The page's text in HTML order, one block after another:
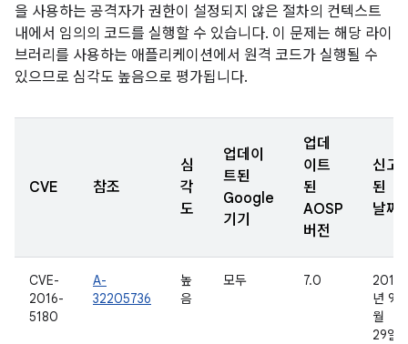
을 사용하는 공격자가 권한이 설정되지 않은 절차의 컨텍스트
내에서 임의의 코드를 실행할 수 있습니다. 이 문제는 해당 라이
브러리를 사용하는 애플리케이션에서 원격 코드가 실행될 수
있으므로 심각도 높음으로 평가됩니다.
CVE 참조
심
각
도
업데이
트된
Google
기기
업데
이트
된
AOSP
버전
신고
된
날짜
CVE-
2016-
5180
A-
32205736
높
음
모두 7.0
2016
년 9
월
29일